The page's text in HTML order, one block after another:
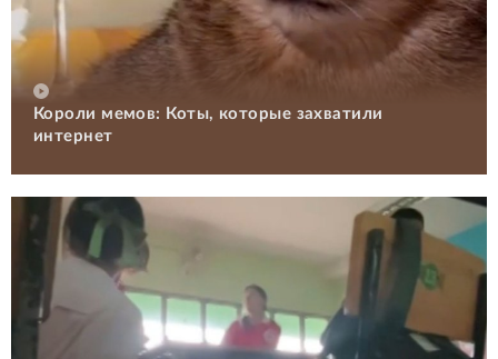
Короли мемов: Коты, которые захватили
интернет